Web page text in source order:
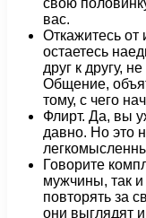
свою
вас.
Откажитесь от
остаетесь
друг к другу,
Общение,
тому, с чего
Флирт. Да, вы
давно. Но это
Говорите
мужчины, так
повторять за
они выглядят